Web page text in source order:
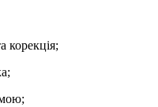
корекція;